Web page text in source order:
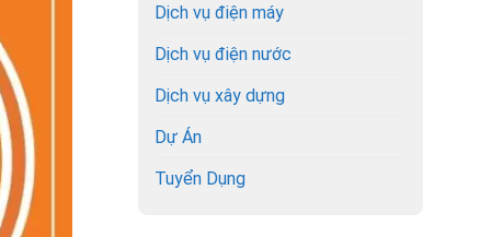
Dịch vụ điện máy
Dịch vụ điện nước
Dịch vụ xây dựng
Dự Án
Tuyển Dụng